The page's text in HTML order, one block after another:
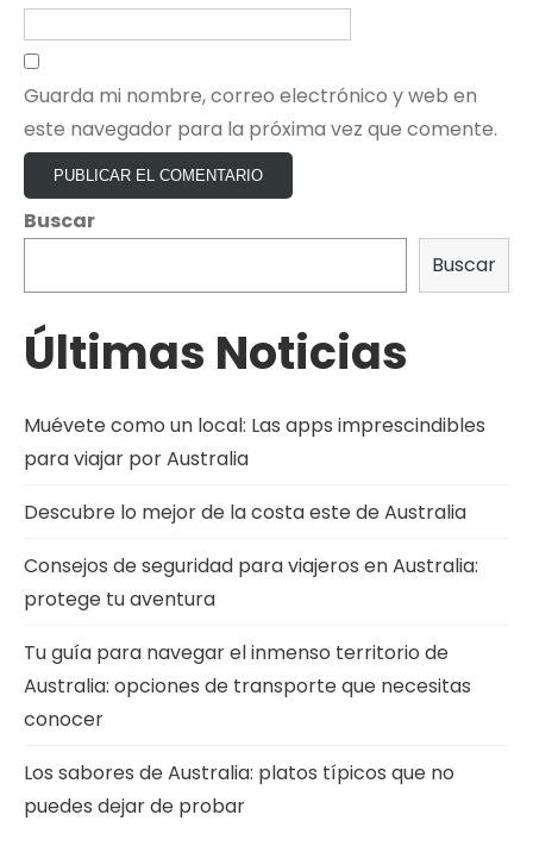
Guarda mi nombre, correo electrónico y web en
este navegador para la próxima vez que comente.
Buscar
Buscar
Últimas Noticias
Muévete como un local: Las apps imprescindibles
para viajar por Australia
Descubre lo mejor de la costa este de Australia
Consejos de seguridad para viajeros en Australia:
protege tu aventura
Tu guía para navegar el inmenso territorio de
Australia: opciones de transporte que necesitas
conocer
Los sabores de Australia: platos típicos que no
puedes dejar de probar